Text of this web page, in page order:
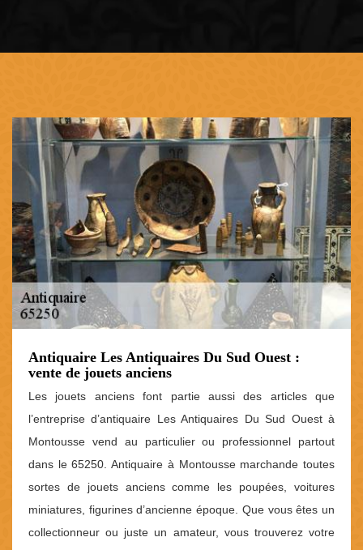
Antiquaire Les Antiquaires Du Sud Ouest :
vente de jouets anciens
Les jouets anciens font partie aussi des articles que
l’entreprise d’antiquaire Les Antiquaires Du Sud Ouest à
Montousse vend au particulier ou professionnel partout
dans le 65250. Antiquaire à Montousse marchande toutes
sortes de jouets anciens comme les poupées, voitures
miniatures, figurines d’ancienne époque. Que vous êtes un
collectionneur ou juste un amateur, vous trouverez votre